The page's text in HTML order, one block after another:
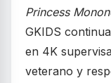
Princess
GKIDS
en 4K
veterano y